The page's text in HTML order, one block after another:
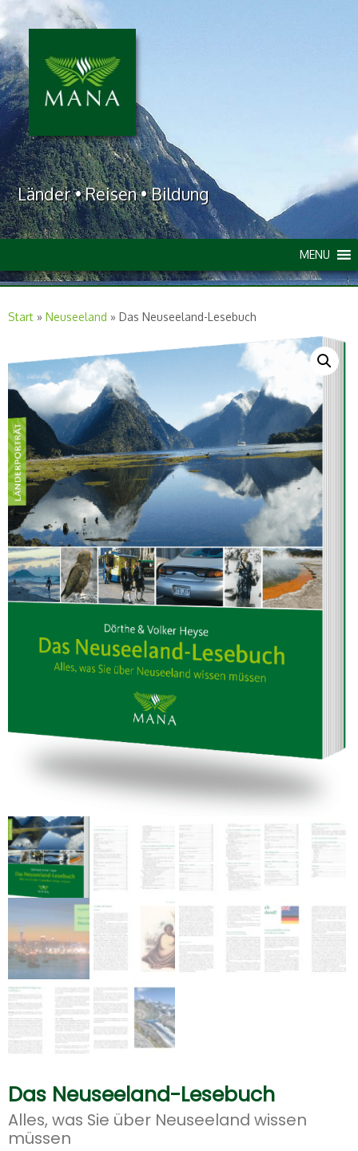
Länder • Reisen • Bildung
MENU
Start » Neuseeland » Das Neuseeland-Lesebuch
Das Neuseeland-Lesebuch
Alles, was Sie über Neuseeland wissen
müssen